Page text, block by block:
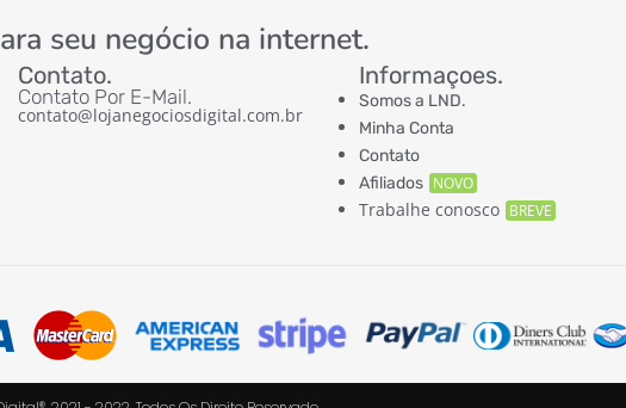
seu negócio na internet.
Contato.
Contato Por E-Mail.
contato@lojanegociosdigital.com.br
Informaçoes.
Somos a LND.
Minha Conta
Contato
Afiliados NOVO
Trabalhe conosco BREVE